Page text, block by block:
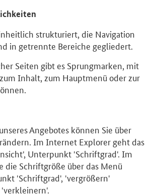
strukturiert, die Navigation
in getrennte Bereiche gegliedert.
Seiten gibt es Sprungmarken, mit
Inhalt, zum Hauptmenü oder zur
Angebotes können Sie über
Im Internet Explorer geht das
Unterpunkt 'Schriftgrad'. Im
die Schriftgröße über das Menü
'Schriftgrad', 'vergrößern'